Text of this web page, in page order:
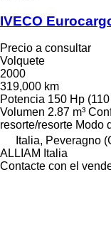
IVECO
Precio a consultar
Volquete
2000
319,000 km
Potencia 150 Hp
Volumen 2.87 m³
resorte/resorte Modo
Italia, Peveragno
ALLIAM Italia
Contacte con el